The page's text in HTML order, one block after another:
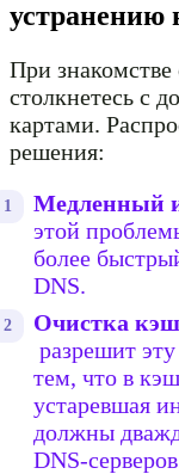
устранению
При
столкнетесь с
картами.
решения:
Медленный
этой
более
DNS.
Очистка
разрешит
тем, что в
устаревшая
должны
DNS-